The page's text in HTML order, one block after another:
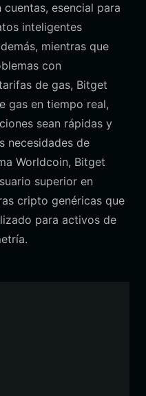
esencial para
inteligentes
mientras que
con
de gas, Bitget
gas en tiempo real,
sean rápidas y
necesidades de
Worldcoin, Bitget
superior en
cripto genéricas que
para activos de